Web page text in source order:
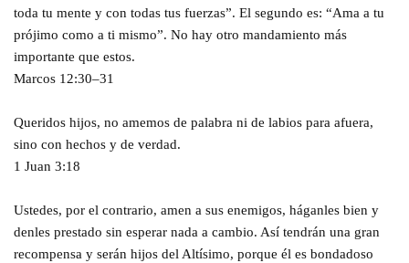
toda tu mente y con todas tus fuerzas”. El segundo es: “Ama a tu
prójimo como a ti mismo”. No hay otro mandamiento más
importante que estos.
Marcos 12:30–31
Queridos hijos, no amemos de palabra ni de labios para afuera,
sino con hechos y de verdad.
1 Juan 3:18
Ustedes, por el contrario, amen a sus enemigos, háganles bien y
denles prestado sin esperar nada a cambio. Así tendrán una gran
recompensa y serán hijos del Altísimo, porque él es bondadoso